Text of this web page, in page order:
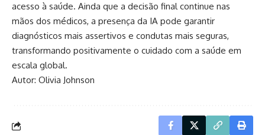
acesso à saúde. Ainda que a decisão final continue nas
mãos dos médicos, a presença da IA pode garantir
diagnósticos mais assertivos e condutas mais seguras,
transformando positivamente o cuidado com a saúde em
escala global.
Autor: Olivia Johnson